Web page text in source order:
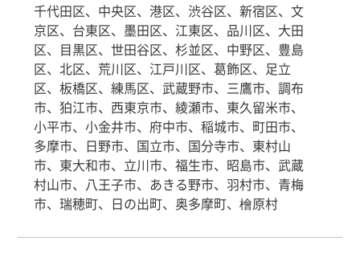
千代田区、中央区、港区、渋谷区、新宿区、文
京区、台東区、墨田区、江東区、品川区、大田
区、目黒区、世田谷区、杉並区、中野区、豊島
区、北区、荒川区、江戸川区、葛飾区、足立
区、板橋区、練馬区、武蔵野市、三鷹市、調布
市、狛江市、西東京市、綾瀬市、東久留米市、
小平市、小金井市、府中市、稲城市、町田市、
多摩市、日野市、国立市、国分寺市、東村山
市、東大和市、立川市、福生市、昭島市、武蔵
村山市、八王子市、あきる野市、羽村市、青梅
市、瑞穂町、日の出町、奥多摩町、檜原村